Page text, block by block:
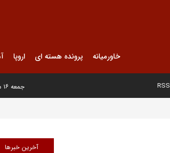
خاورمیانه پرونده هسته ای اروپا
RSS جمعه ۱۶ مرداد ۱۴۰۵
آخرین خبرها